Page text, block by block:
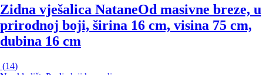
Zidna vješalica NataneOd masivne breze, u
prirodnoj boji, širina 16 cm, visina 75 cm,
dubina 16 cm
(14)